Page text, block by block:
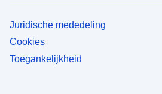
Juridische mededeling
Cookies
Toegankelijkheid